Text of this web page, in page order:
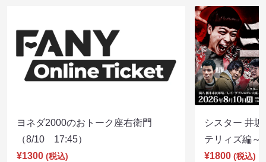
ヨネダ2000のおトーク座右衛門
（8/10 17:45）
¥1300 (税込)
シスター 井
テリィズ編
¥1800 (税込)